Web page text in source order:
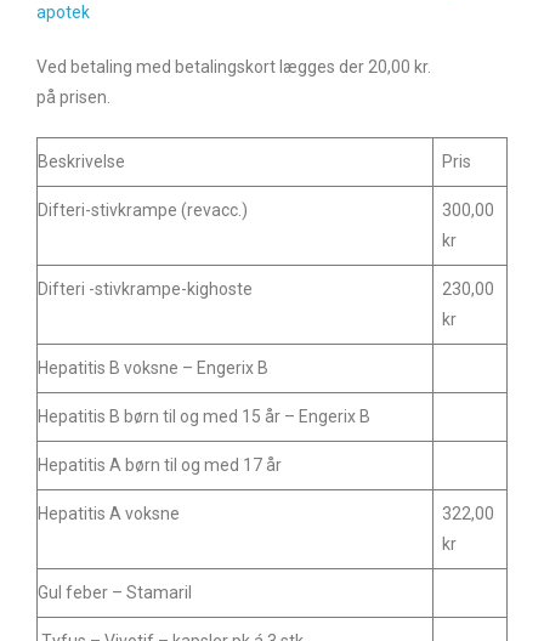
apotek
Ved betaling med betalingskort lægges der 20,00 kr.
på prisen.
Beskrivelse Pris
Difteri-stivkrampe (revacc.)
300,00
kr
Difteri -stivkrampe-kighoste
230,00
kr
Hepatitis B voksne – Engerix B
Hepatitis B børn til og med 15 år – Engerix B
Hepatitis A børn til og med 17 år
Hepatitis A voksne
322,00
kr
Gul feber – Stamaril